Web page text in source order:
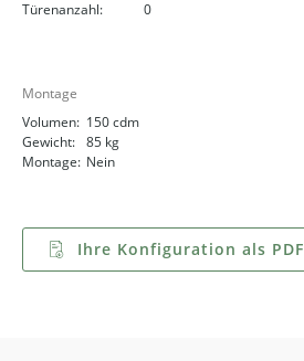
Türenanzahl:
0
Montage
Volumen: 150 cdm
Gewicht: 85 kg
Montage: Nein
Ihre Konfiguration als PDF